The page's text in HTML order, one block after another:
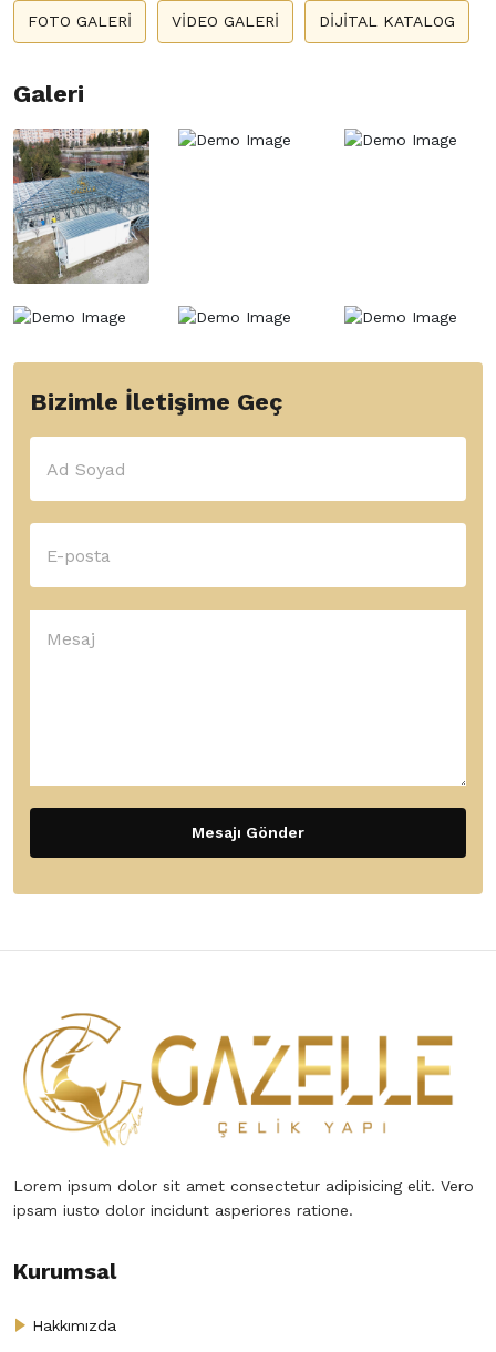
FOTO GALERİ VİDEO GALERİ DİJİTAL KATALOG
Galeri
Bizimle İletişime Geç
Mesajı Gönder
Lorem ipsum dolor sit amet consectetur adipisicing elit. Vero
ipsam iusto dolor incidunt asperiores ratione.
Kurumsal
Hakkımızda